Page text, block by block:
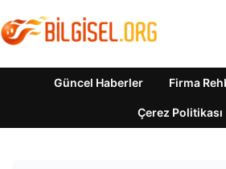
Güncel Haberler Firma
Çerez Politikası